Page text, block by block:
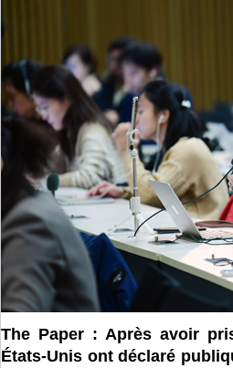
The Paper : Après avoir
États-Unis ont déclaré